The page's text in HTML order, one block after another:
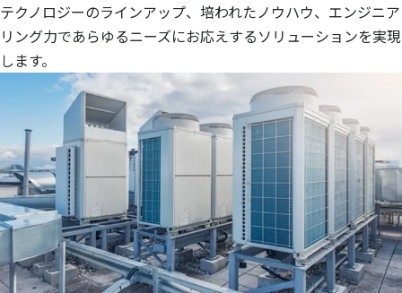
テクノロジーのラインアップ、培われたノウハウ、エンジニア
リング力であらゆるニーズにお応えするソリューションを実現
します。